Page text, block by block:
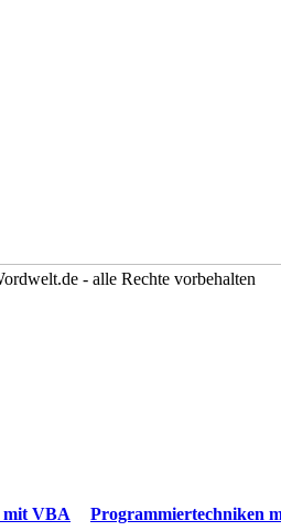
- alle Rechte vorbehalten
mit VBA
Programmiertechniken